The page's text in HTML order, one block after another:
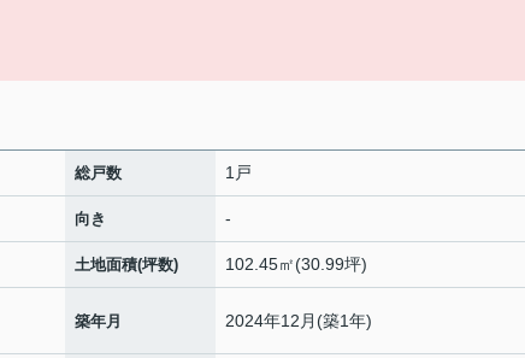
総戸数 1戸
向き -
土地面積(坪数) 102.45㎡(30.99坪)
築年月 2024年12月(築1年)